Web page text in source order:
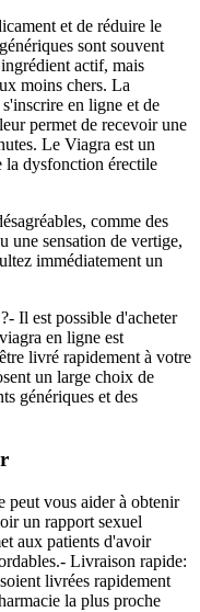
et de réduire le
sont souvent
actif, mais
moins chers. La
en ligne et de
permet de recevoir une
Le Viagra est un
la dysfonction érectile
comme des
une sensation de vertige,
immédiatement un
Il est possible d'acheter
en ligne est
livré rapidement à votre
un large choix de
génériques et des
peut vous aider à obtenir
un rapport sexuel
aux patients d'avoir
Livraison rapide:
livrées rapidement
la plus proche